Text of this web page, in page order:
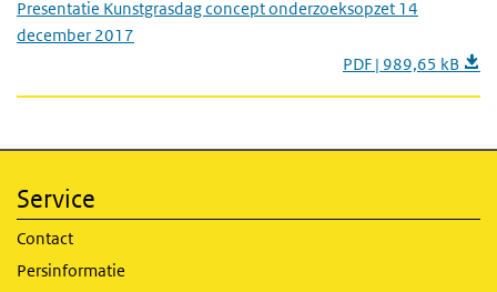
Presentatie Kunstgrasdag concept onderzoeksopzet 14
december 2017
PDF | 989,65 kB
Service
Contact
Persinformatie